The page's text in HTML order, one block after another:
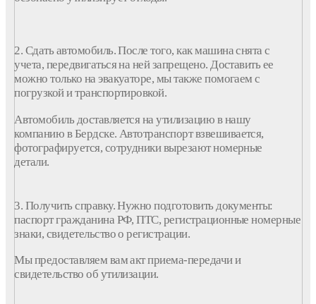
2. Сдатьавтомобиль. После того, какмашинаснята с
учета, передвигаться на ней запрещено. Доставить ее
можно только на эвакуаторе, мы также помогаем с
погрузкой и транспортировкой.
Автомобильдоставляется наутилизацию в нашу
компанию в Бердске. Автотранспорт взвешивается,
фотографируется, сотрудники вырезают номерные
детали.
3. Получить справку. Нужно подготовить документы:
паспорт гражданина РФ, ПТС, регистрационные номерные
знаки, свидетельство о регистрации.
Мы предоставляем вам акт приема-передачи и
свидетельство об утилизации.